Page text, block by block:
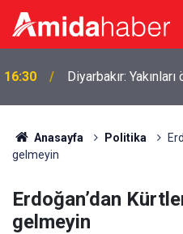
16:30 Diyarbakır:
Anasayfa Politika
gelmeyin
Erdoğan’dan
gelmeyin